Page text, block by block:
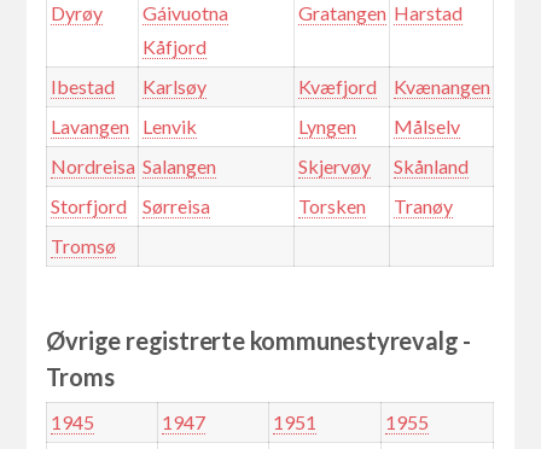
Dyrøy
Gáivuotna
Kåfjord
Gratangen Harstad
Ibestad Karlsøy Kvæfjord
Kvænangen
Lavangen
Lenvik Lyngen
Målselv
Nordreisa Salangen Skjervøy
Skånland
Storfjord
Sørreisa Torsken
Tranøy
Tromsø
Øvrige registrerte kommunestyrevalg -
Troms
1945 1947 1951
1955